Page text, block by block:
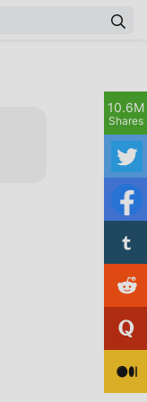
10.6M
Shares